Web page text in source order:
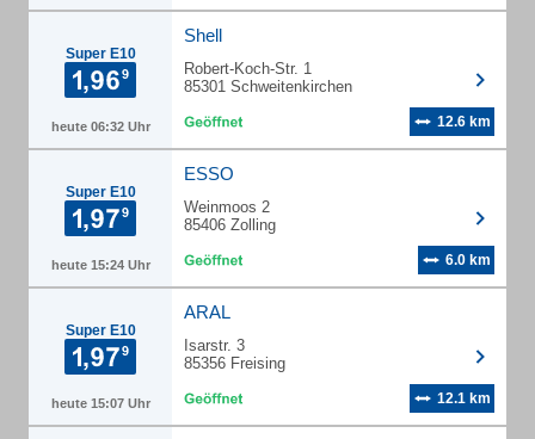
Super E10
heute 06:32 Uhr
Shell
Robert-Koch-Str. 1
85301 Schweitenkirchen
12.6 km
Super E10
heute 15:24 Uhr
ESSO
Weinmoos 2
85406 Zolling
6.0 km
Super E10
heute 15:07 Uhr
ARAL
Isarstr. 3
85356 Freising
12.1 km